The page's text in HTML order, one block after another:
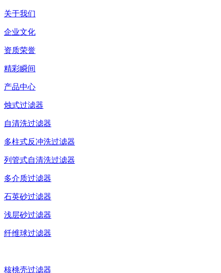
关于我们
企业文化
资质荣誉
精彩瞬间
产品中心
烛式过滤器
自清洗过滤器
多柱式反冲洗过滤器
列管式自清洗过滤器
多介质过滤器
石英砂过滤器
浅层砂过滤器
纤维球过滤器
核桃壳过滤器